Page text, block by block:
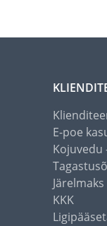
E-poe
Järelmaks
KKK